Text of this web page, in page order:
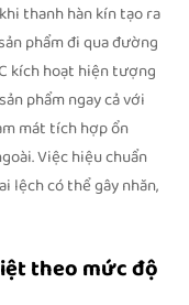
thanh hàn kín tạo ra
phẩm đi qua đường
kích hoạt hiện tượng
phẩm ngay cả với
mát tích hợp ổn
Việc hiệu chuẩn
lệch có thể gây nhăn,
theo mức độ